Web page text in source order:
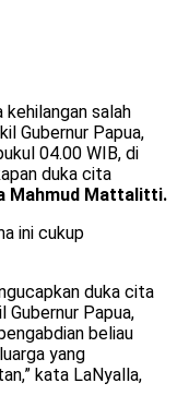
kehilangan salah
Gubernur Papua,
04.00 WIB, di
duka cita
Mahmud Mattalitti.
ini cukup
duka cita
Gubernur Papua,
beliau
yang
kata LaNyalla,